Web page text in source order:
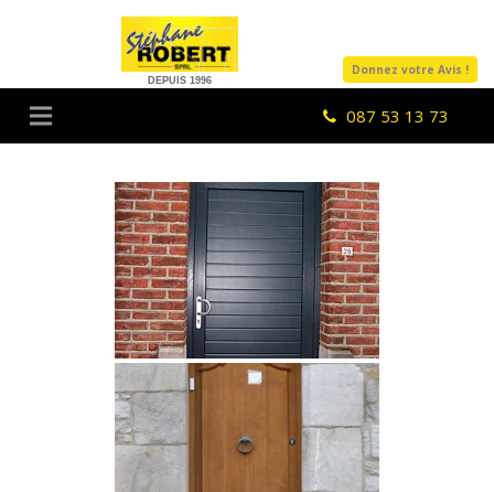
DEPUIS 1996
Donnez votre Avis !
087 53 13 73